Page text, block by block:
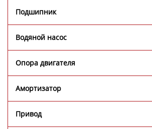
Подшипник
Водяной насос
Опора двигателя
Амортизатор
Привод